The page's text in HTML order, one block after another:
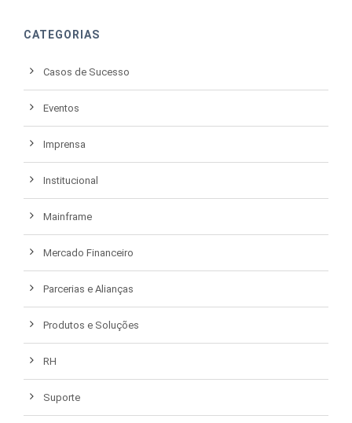
CATEGORIAS
Casos de Sucesso
Eventos
Imprensa
Institucional
Mainframe
Mercado Financeiro
Parcerias e Alianças
Produtos e Soluções
RH
Suporte